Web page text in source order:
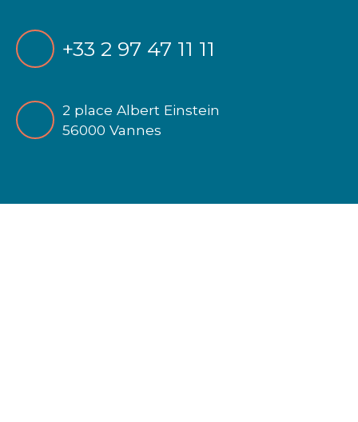
+33 2 97 47 11 11
2 place Albert Einstein
56000 Vannes